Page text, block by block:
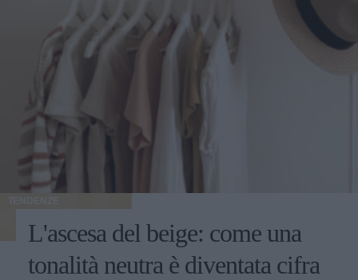
TENDENZE
L'ascesa del beige: come una
tonalità neutra è diventata cifra